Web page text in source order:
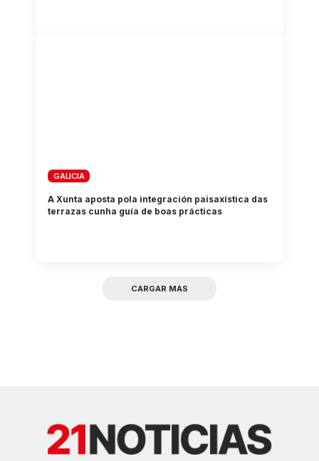
GALICIA
A Xunta aposta pola integración paisaxística das
terrazas cunha guía de boas prácticas
CARGAR MAS